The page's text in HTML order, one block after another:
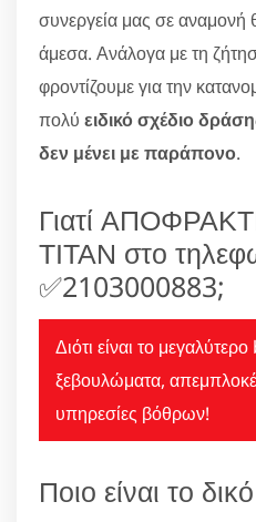
συνεργεία μας σε αναμονή
άμεσα. Ανάλογα με τη
φροντίζουμε για την
πολύ ειδικό σχέδιο
δεν μένει με παράπονο.
Γιατί
ΤΙΤΑΝ στο
✅2103000883;
Διότι είναι το
ξεβουλώματα,
υπηρεσίες βόθρων!
Ποιο είναι το